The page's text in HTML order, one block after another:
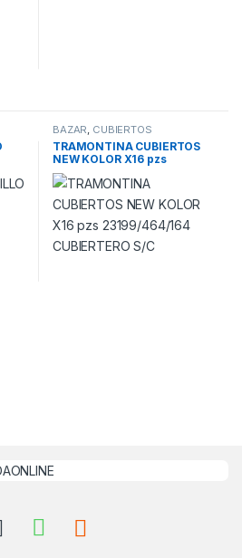
BAZAR, CUBIERTOS
TRAMONTINA CUBIERTOS
NEW KOLOR X16 pzs
23199/464/164 CUBIERTERO
S/C